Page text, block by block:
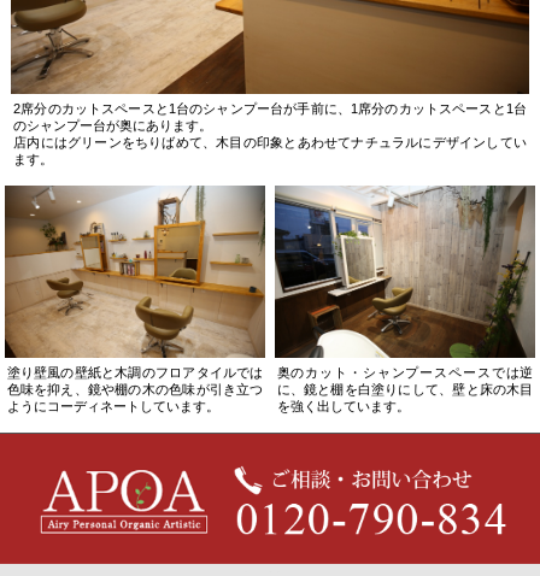
2席分のカットスペースと1台のシャンプー台が手前に、1席分のカットスペースと1台
のシャンプー台が奥にあります。
店内にはグリーンをちりばめて、木目の印象とあわせてナチュラルにデザインしてい
ます。
塗り壁風の壁紙と木調のフロアタイルでは
色味を抑え、鏡や棚の木の色味が引き立つ
ようにコーディネートしています。
奥のカット・シャンプースペースでは逆
に、鏡と棚を白塗りにして、壁と床の木目
を強く出しています。